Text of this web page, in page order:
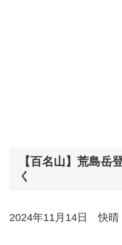
【百名山】荒島岳
く
2024年11月14日 快晴